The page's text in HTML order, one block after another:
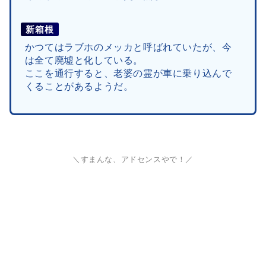
新箱根
かつてはラブホのメッカと呼ばれていたが、今
は全て廃墟と化している。
ここを通行すると、老婆の霊が車に乗り込んで
くることがあるようだ。
＼すまんな、アドセンスやで！／